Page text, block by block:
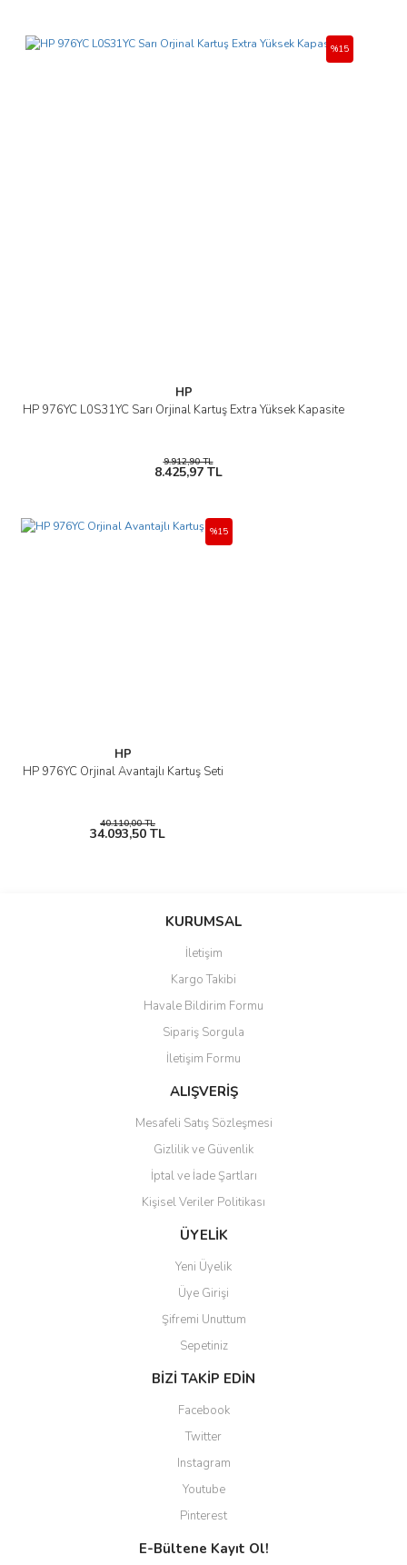
HP
HP 976YC L0S31YC Sarı Orjinal Kartuş Extra Yüksek Kapasite
%15
9.912,90 TL
8.425,97 TL
HP
HP 976YC Orjinal Avantajlı Kartuş Seti
%15
40.110,00 TL
34.093,50 TL
KURUMSAL
İletişim
Kargo Takibi
Havale Bildirim Formu
Sipariş Sorgula
İletişim Formu
ALIŞVERİŞ
Mesafeli Satış Sözleşmesi
Gizlilik ve Güvenlik
İptal ve İade Şartları
Kişisel Veriler Politikası
ÜYELİK
Yeni Üyelik
Üye Girişi
Şifremi Unuttum
Sepetiniz
BİZİ TAKİP EDİN
Facebook
Twitter
Instagram
Youtube
Pinterest
E-Bültene Kayıt Ol!